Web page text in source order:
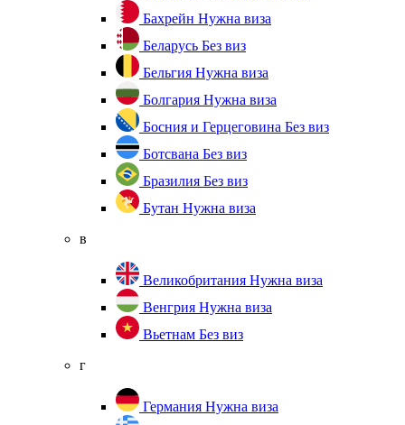
Бахрейн Нужна виза
Беларусь Без виз
Бельгия Нужна виза
Болгария Нужна виза
Босния и Герцеговина Без виз
Ботсвана Без виз
Бразилия Без виз
Бутан Нужна виза
в
Великобритания Нужна виза
Венгрия Нужна виза
Вьетнам Без виз
г
Германия Нужна виза